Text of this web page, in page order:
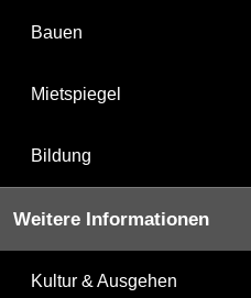
Bauen
Mietspiegel
Bildung
Weitere Informationen
Kultur & Ausgehen